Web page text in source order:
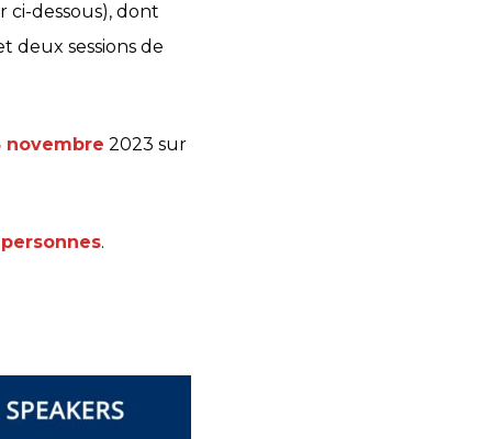
ci-dessous), dont
deux sessions de
novembre 2023 sur
personnes.